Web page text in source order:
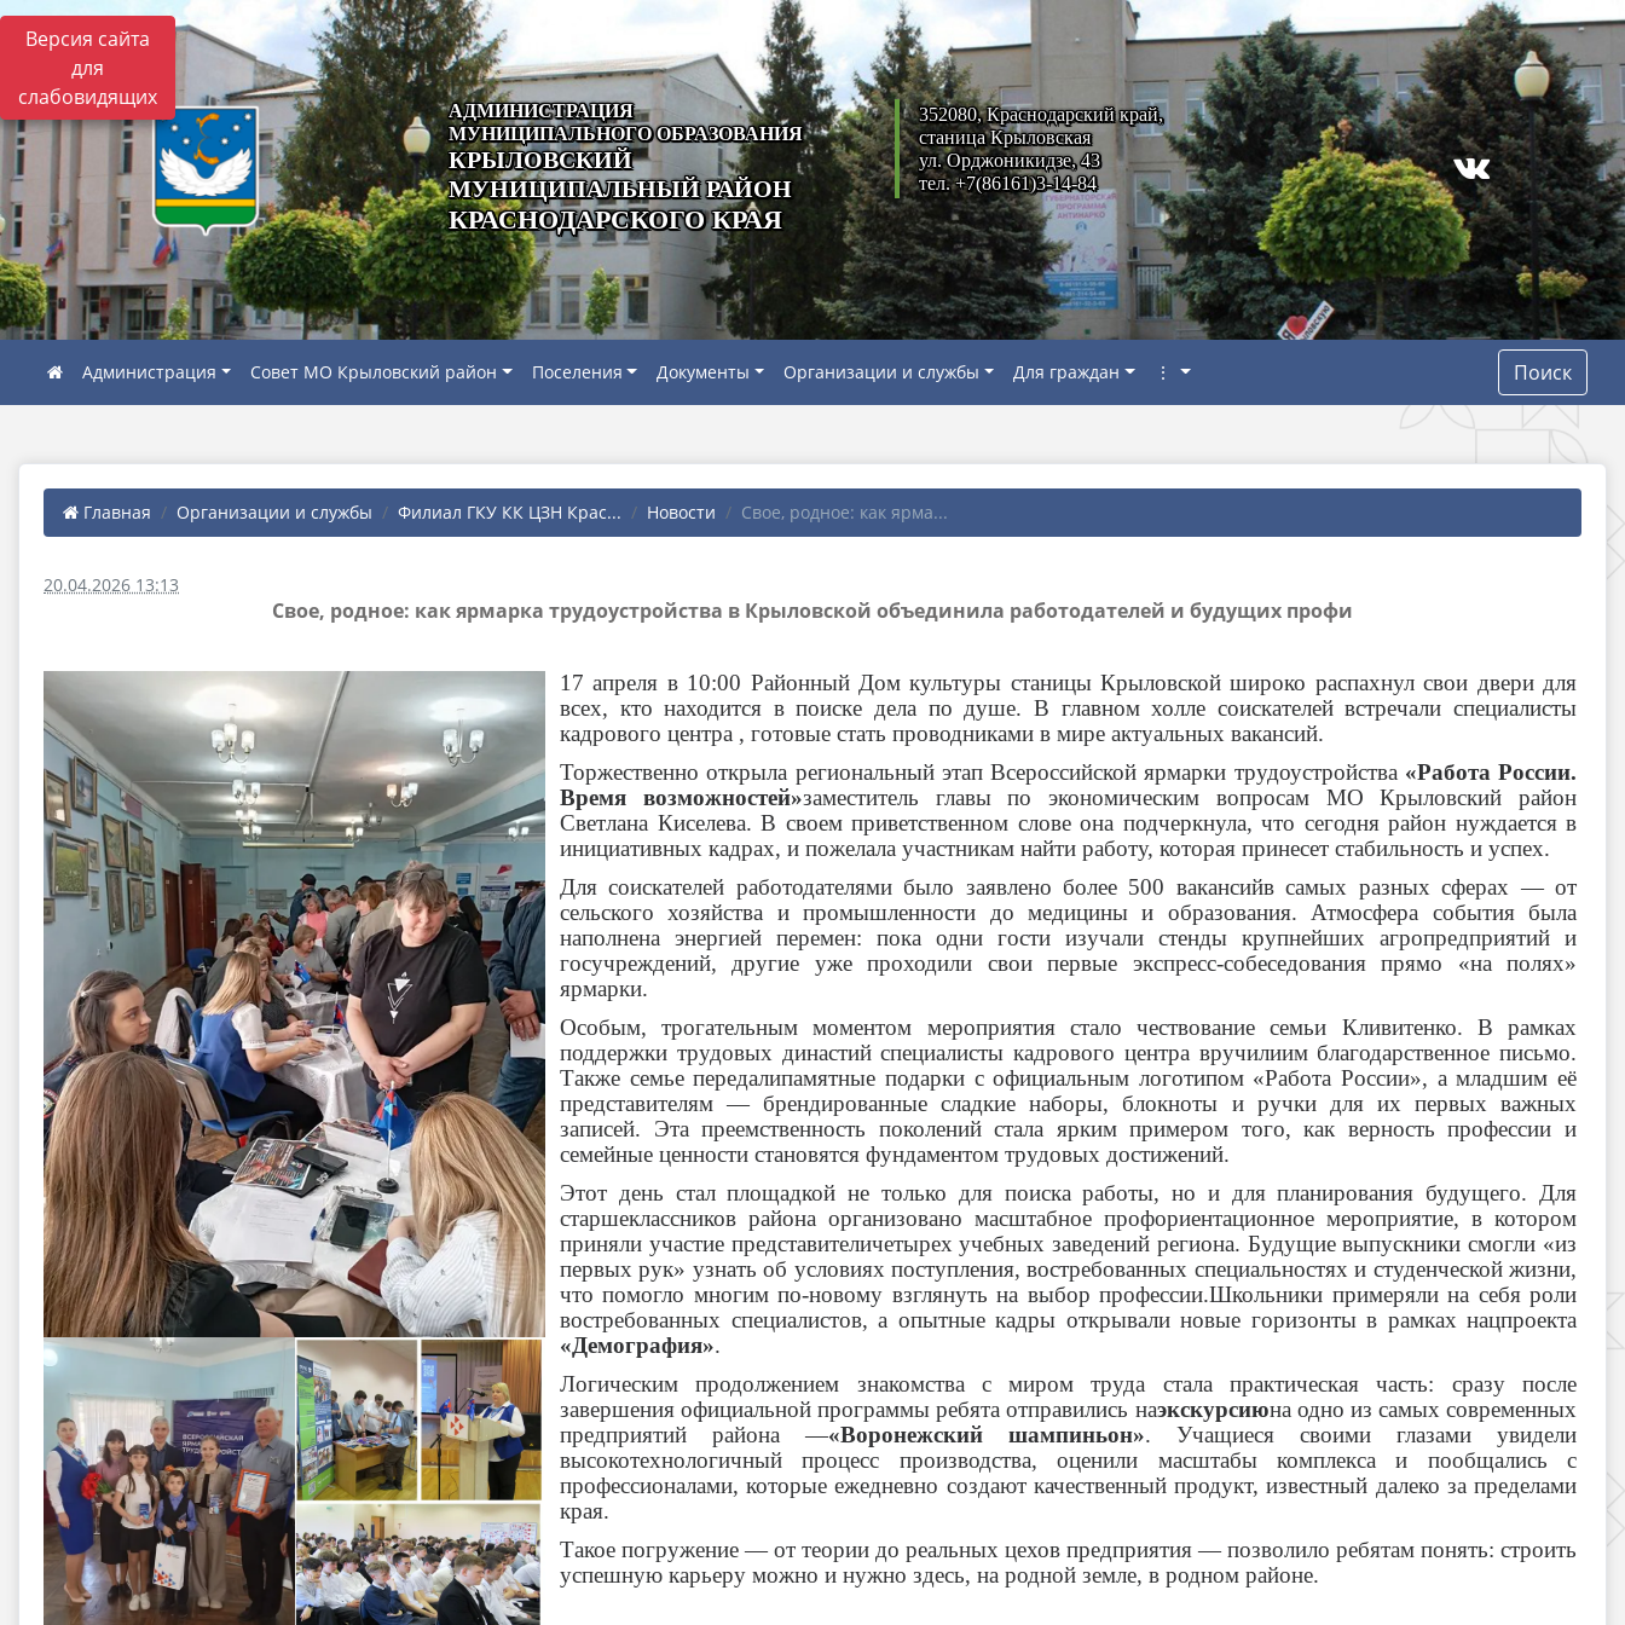
Версия сайта
для
слабовидящих
АДМИНИСТРАЦИЯ
МУНИЦИПАЛЬНОГО ОБРАЗОВАНИЯ
КРЫЛОВСКИЙ
МУНИЦИПАЛЬНЫЙ РАЙОН
КРАСНОДАРСКОГО КРАЯ
352080, Краснодарский край,
станица Крыловская
ул. Орджоникидзе, 43
тел. +7(86161)3-14-84
Администрация Совет МО Крыловский район Поселения Документы Организации и службы Для граждан ⋮ Поиск
Главная Организации и службы Филиал ГКУ КК ЦЗН Крас... Новости Свое, родное: как ярма...
20.04.2026 13:13
Свое, родное: как ярмарка трудоустройства в Крыловской объединила работодателей и будущих профи
17 апреля в 10:00 Районный Дом культуры станицы Крыловской широко распахнул свои двери для
всех, кто находится в поиске дела по душе. В главном холле соискателей встречали специалисты
кадрового центра , готовые стать проводниками в мире актуальных вакансий.
Торжественно открыла региональный этап Всероссийской ярмарки трудоустройства «Работа России.
Время возможностей»заместитель главы по экономическим вопросам МО Крыловский район
Светлана Киселева. В своем приветственном слове она подчеркнула, что сегодня район нуждается в
инициативных кадрах, и пожелала участникам найти работу, которая принесет стабильность и успех.
Для соискателей работодателями было заявлено более 500 вакансийв самых разных сферах — от
сельского хозяйства и промышленности до медицины и образования. Атмосфера события была
наполнена энергией перемен: пока одни гости изучали стенды крупнейших агропредприятий и
госучреждений, другие уже проходили свои первые экспресс-собеседования прямо «на полях»
ярмарки.
Особым, трогательным моментом мероприятия стало чествование семьи Кливитенко. В рамках
поддержки трудовых династий специалисты кадрового центра вручилиим благодарственное письмо.
Также семье передалипамятные подарки с официальным логотипом «Работа России», а младшим её
представителям — брендированные сладкие наборы, блокноты и ручки для их первых важных
записей. Эта преемственность поколений стала ярким примером того, как верность профессии и
семейные ценности становятся фундаментом трудовых достижений.
Этот день стал площадкой не только для поиска работы, но и для планирования будущего. Для
старшеклассников района организовано масштабное профориентационное мероприятие, в котором
приняли участие представителичетырех учебных заведений региона. Будущие выпускники смогли «из
первых рук» узнать об условиях поступления, востребованных специальностях и студенческой жизни,
что помогло многим по-новому взглянуть на выбор профессии.Школьники примеряли на себя роли
востребованных специалистов, а опытные кадры открывали новые горизонты в рамках нацпроекта
«Демография».
Логическим продолжением знакомства с миром труда стала практическая часть: сразу после
завершения официальной программы ребята отправились наэкскурсиюна одно из самых современных
предприятий района —«Воронежский шампиньон». Учащиеся своими глазами увидели
высокотехнологичный процесс производства, оценили масштабы комплекса и пообщались с
профессионалами, которые ежедневно создают качественный продукт, известный далеко за пределами
края.
Такое погружение — от теории до реальных цехов предприятия — позволило ребятам понять: строить
успешную карьеру можно и нужно здесь, на родной земле, в родном районе.